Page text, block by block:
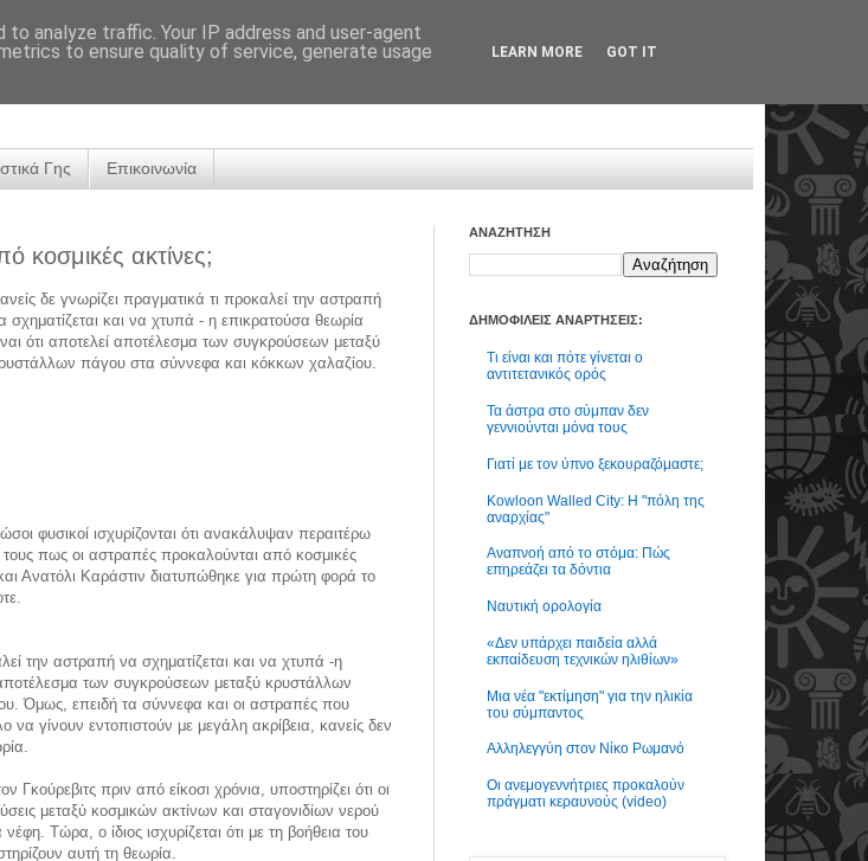
Γης Επικοινωνία
κοσμικές ακτίνες;
δε γνωρίζει πραγματικά τι προκαλεί την αστραπή
σχηματίζεται και να χτυπά - η επικρατούσα θεωρία
ότι αποτελεί αποτέλεσμα των συγκρούσεων μεταξύ
πάγου στα σύννεφα και κόκκων χαλαζίου.
φυσικοί ισχυρίζονται ότι ανακάλυψαν περαιτέρω
τους πως οι αστραπές προκαλούνται από κοσμικές
Ανατόλι Καράστιν διατυπώθηκε για πρώτη φορά το
την αστραπή να σχηματίζεται και να χτυπά -η
αποτέλεσμα των συγκρούσεων μεταξύ κρυστάλλων
Όμως, επειδή τα σύννεφα και οι αστραπές που
γίνουν εντοπιστούν με μεγάλη ακρίβεια, κανείς δεν
πριν από είκοσι χρόνια, υποστηρίζει ότι οι
μεταξύ κοσμικών ακτίνων και σταγονιδίων νερού
Τώρα, ο ίδιος ισχυρίζεται ότι με τη βοήθεια του
αυτή τη θεωρία.
ΑΝΑΖΗΤΗΣΗ
ΔΗΜΟΦΙΛΕΙΣ ΑΝΑΡΤΗΣΕΙΣ:
Τι είναι και πότε γίνεται ο
αντιτετανικός ορός
Τα άστρα στο σύμπαν δεν
γεννιούνται μόνα τους
Γιατί με τον ύπνο ξεκουραζόμαστε;
Kowloon Walled City: Η "πόλη της
αναρχίας"
Αναπνοή από το στόμα: Πώς
επηρεάζει τα δόντια
Ναυτική ορολογία
«Δεν υπάρχει παιδεία αλλά
εκπαίδευση τεχνικών ηλιθίων»
Μια νέα "εκτίμηση" για την ηλικία
του σύμπαντος
Αλληλεγγύη στον Νίκο Ρωμανό
Οι ανεμογεννήτριες προκαλούν
πράγματι κεραυνούς (video)
analyze traffic. Your IP address and user-agent
to ensure quality of service, generate usage
LEARN MORE GOT IT